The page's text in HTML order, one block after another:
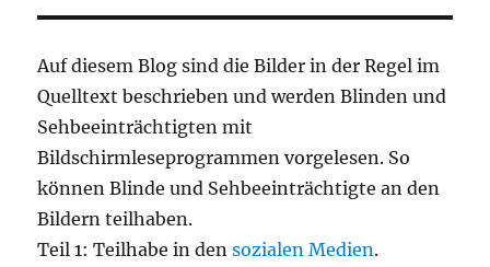
Auf diesem Blog sind die Bilder in der Regel im
Quelltext beschrieben und werden Blinden und
Sehbeeinträchtigten mit
Bildschirmleseprogrammen vorgelesen. So
können Blinde und Sehbeeinträchtigte an den
Bildern teilhaben.
Teil 1: Teilhabe in densozialen Medien.